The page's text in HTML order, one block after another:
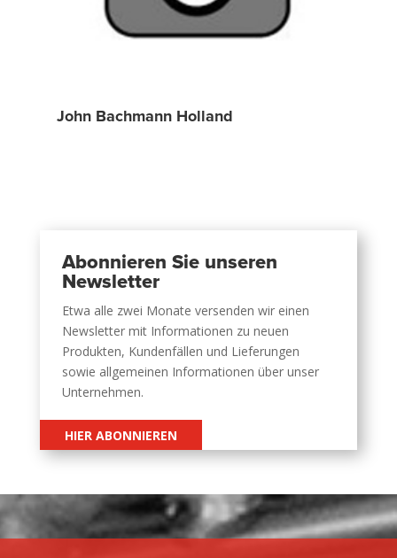
John Bachmann Holland
Abonnieren Sie unseren
Newsletter
Etwa alle zwei Monate versenden wir einen
Newsletter mit Informationen zu neuen
Produkten, Kundenfällen und Lieferungen
sowie allgemeinen Informationen über unser
Unternehmen.
HIER ABONNIEREN